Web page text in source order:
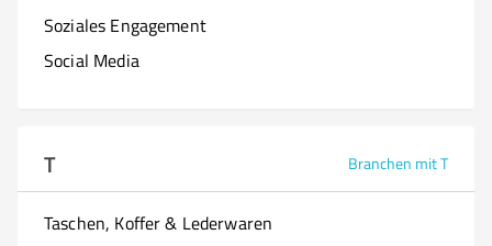
Soziales Engagement
Social Media
T Branchen mit T
Taschen, Koffer & Lederwaren